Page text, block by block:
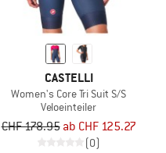
CASTELLI
Women's Core Tri Suit S/S
Veloeinteiler
CHF 178.95 ab CHF 125.27
(0)